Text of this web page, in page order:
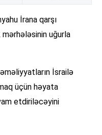
İrana qarşı
mərhələsinin uğurla
İsrailə
üçün həyata
etdiriləcəyini